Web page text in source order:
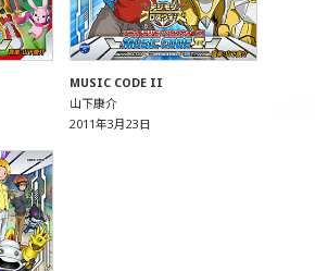
MUSIC CODE II
山下康介
2011年3月23日